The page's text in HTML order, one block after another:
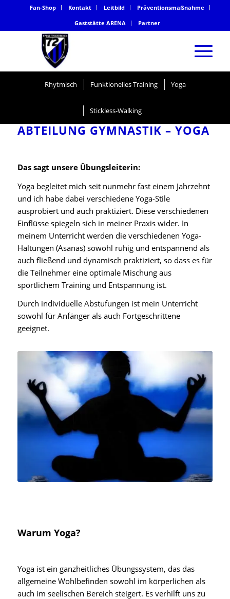
Fan-Shop Kontakt Leitbild
Präventionsmaßnahme
Gaststätte ARENA
Partner
Rhytmisch Funktionelles Training Yoga
Stickless-Walking
ABTEILUNG GYMNASTIK – YOGA
Das sagt unsere Übungsleiterin:
Yoga begleitet mich seit nunmehr fast einem Jahrzehnt
und ich habe dabei verschiedene Yoga-Stile
ausprobiert und auch praktiziert. Diese verschiedenen
Einflüsse spiegeln sich in meiner Praxis wider. In
meinem Unterricht werden die verschiedenen Yoga-
Haltungen (Asanas) sowohl ruhig und entspannend als
auch fließend und dynamisch praktiziert, so dass es für
die Teilnehmer eine optimale Mischung aus
sportlichem Training und Entspannung ist.
Durch individuelle Abstufungen ist mein Unterricht
sowohl für Anfänger als auch Fortgeschrittene
geeignet.
Warum Yoga?
Yoga ist ein ganzheitliches Übungssystem, das das
allgemeine Wohlbefinden sowohl im körperlichen als
auch im seelischen Bereich steigert. Es verhilft uns zu